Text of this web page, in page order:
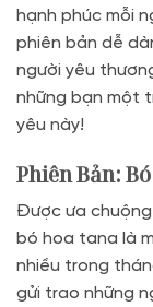
hạnh phúc mỗi
phiên bản dễ
người yêu
những bạn một
yêu này!
Phiên Bản:
Được ưa
bó hoa tana là
nhiều trong
gửi trao những